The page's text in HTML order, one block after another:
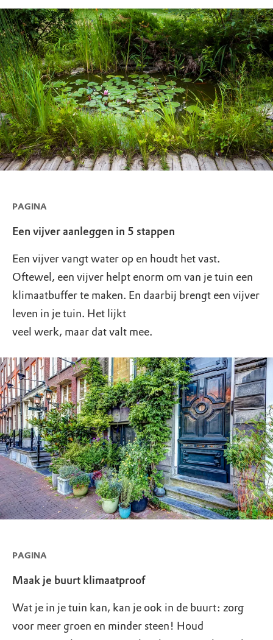
PAGINA
Een vijver aanleggen in 5 stappen
Een vijver vangt water op en houdt het vast.
Oftewel, een vijver helpt enorm om van je tuin een
klimaatbuffer te maken. En daarbij brengt een vijver
leven in je tuin. Het lijkt
veel werk, maar dat valt mee.
PAGINA
Maak je buurt klimaatproof
Wat je in je tuin kan, kan je ook in de buurt: zorg
voor meer groen en minder steen! Houd